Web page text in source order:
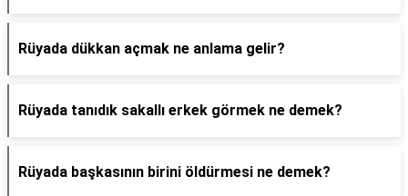
Rüyada dükkan açmak ne anlama gelir?
Rüyada tanıdık sakallı erkek görmek ne demek?
Rüyada başkasının birini öldürmesi ne demek?